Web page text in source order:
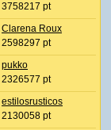
3758217 pt
Clarena Roux
2598297 pt
pukko
2326577 pt
estilosrusticos
2130058 pt